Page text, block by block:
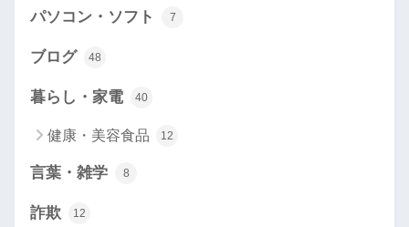
パソコン・ソフト 7
ブログ 48
暮らし・家電 40
健康・美容食品 12
言葉・雑学 8
詐欺 12